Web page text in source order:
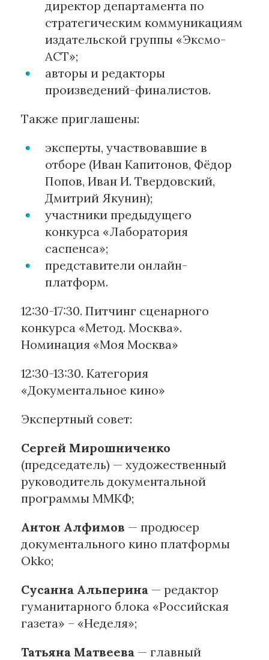
директор департамента по
стратегическим коммуникациям
издательской группы «Эксмо-
АСТ»;
авторы и редакторы
произведений-финалистов.
Также приглашены:
эксперты, участвовавшие в
отборе (Иван Капитонов, Фёдор
Попов, Иван И. Твердовский,
Дмитрий Якунин);
участники предыдущего
конкурса «Лаборатория
саспенса»;
представители онлайн-
платформ.
12:30-17:30. Питчинг сценарного
конкурса «Метод. Москва».
Номинация «Моя Москва»
12:30-13:30. Категория
«Документальное кино»
Экспертный совет:
Сергей Мирошниченко
(председатель) — художественный
руководитель документальной
программы ММКФ;
Антон Алфимов — продюсер
документального кино платформы
Okko;
Сусанна Альперина — редактор
гуманитарного блока «Российская
газета» – «Неделя»;
Татьяна Матвеева — главный